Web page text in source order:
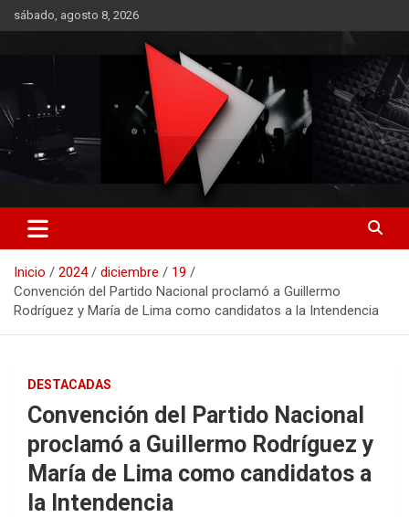
Saltar
al
sábado, agosto 8, 2026
RO CONTENIDOS
Inicio 2024 diciembre
19
Convención del Partido Nacional proclamó a Guillermo
Rodríguez y María de Lima como candidatos a la Intendencia
DESTACADAS
Convención del Partido Nacional
proclamó a Guillermo Rodríguez y
María de Lima como candidatos a
la Intendencia